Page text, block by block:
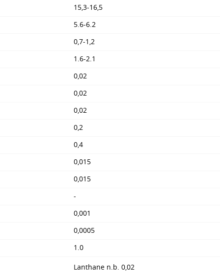
15,3-16,5
5.6-6.2
0,7-1,2
1.6-2.1
0,02
0,02
0,02
0,2
0,4
0,015
0,015
-
0,001
0,0005
1.0
Lanthane n.b. 0,02